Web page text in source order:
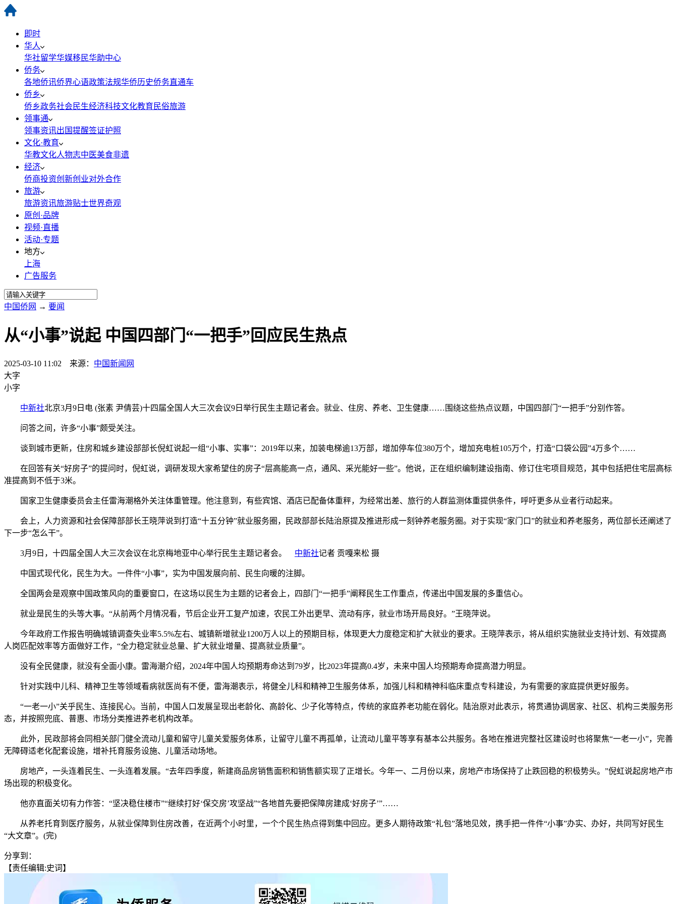
即时
华人
华社留学华媒移民华助中心
侨务
各地侨讯侨界心语政策法规华侨历史侨务直通车
侨乡
侨乡政务社会民生经济科技文化教育 民俗旅游
领事通
领事资讯出国提醒签证护照
文化·教育
华教文化人物志中医美食非遗
经济
侨商投资创新创业对外合作
旅游
旅游资讯旅游贴士世界奇观
原创·品牌
视频·直播
活动·专题
地方
上海
广告服务
中国侨网 → 要闻
从“小事”说起 中国四部门“一把手”回应民生热点
2025-03-10 11:02 来源： 中国新闻网
大字
小字
中新社北京3月9日电 (张素 尹倩芸)十四届全国人大三次会议9日举行民生主题记者会。就业、住房、养老、卫生健康……围绕这些热点议题，中国四部门“一把手”分别作答。
问答之间，许多“小事”颇受关注。
谈到城市更新，住房和城乡建设部部长倪虹说起一组“小事、实事”：2019年以来，加装电梯逾13万部，增加停车位380万个，增加充电桩105万个，打造“口袋公园”4万多个……
在回答有关“好房子”的提问时，倪虹说，调研发现大家希望住的房子“层高能高一点，通风、采光能好一些”。他说，正在组织编制建设指南、修订住宅项目规范，其中包括把住宅层高标
准提高到不低于3米。
国家卫生健康委员会主任雷海潮格外关注体重管理。他注意到，有些宾馆、酒店已配备体重秤，为经常出差、旅行的人群监测体重提供条件，呼吁更多从业者行动起来。
会上，人力资源和社会保障部部长王晓萍说到打造“十五分钟”就业服务圈，民政部部长陆治原提及推进形成一刻钟养老服务圈。对于实现“家门口”的就业和养老服务，两位部长还阐述了
下一步“怎么干”。
3月9日，十四届全国人大三次会议在北京梅地亚中心举行民生主题记者会。 中新社记者 贡嘎来松 摄
中国式现代化，民生为大。一件件“小事”，实为中国发展向前、民生向暖的注脚。
全国两会是观察中国政策风向的重要窗口，在这场以民生为主题的记者会上，四部门“一把手”阐释民生工作重点，传递出中国发展的多重信心。
就业是民生的头等大事。“从前两个月情况看，节后企业开工复产加速，农民工外出更早、流动有序，就业市场开局良好。”王晓萍说。
今年政府工作报告明确城镇调查失业率5.5%左右、城镇新增就业1200万人以上的预期目标，体现更大力度稳定和扩大就业的要求。王晓萍表示，将从组织实施就业支持计划、有效提高
人岗匹配效率等方面做好工作，“全力稳定就业总量、扩大就业增量、提高就业质量”。
没有全民健康，就没有全面小康。雷海潮介绍，2024年中国人均预期寿命达到79岁，比2023年提高0.4岁，未来中国人均预期寿命提高潜力明显。
针对实践中儿科、精神卫生等领域看病就医尚有不便，雷海潮表示，将健全儿科和精神卫生服务体系，加强儿科和精神科临床重点专科建设，为有需要的家庭提供更好服务。
“一老一小”关乎民生、连接民心。当前，中国人口发展呈现出老龄化、高龄化、少子化等特点，传统的家庭养老功能在弱化。陆治原对此表示，将贯通协调居家、社区、机构三类服务形
态，并按照兜底、普惠、市场分类推进养老机构改革。
此外，民政部将会同相关部门健全流动儿童和留守儿童关爱服务体系，让留守儿童不再孤单，让流动儿童平等享有基本公共服务。各地在推进完整社区建设时也将聚焦“一老一小”，完善
无障碍适老化配套设施，增补托育服务设施、儿童活动场地。
房地产，一头连着民生、一头连着发展。“去年四季度，新建商品房销售面积和销售额实现了正增长。今年一、二月份以来，房地产市场保持了止跌回稳的积极势头。”倪虹说起房地产市
场出现的积极变化。
他亦直面关切有力作答：“坚决稳住楼市”“继续打好‘保交房’攻坚战”“各地首先要把保障房建成‘好房子’”……
从养老托育到医疗服务，从就业保障到住房改善，在近两个小时里，一个个民生热点得到集中回应。更多人期待政策“礼包”落地见效，携手把一件件“小事”办实、办好，共同写好民生
“大文章”。(完)
分享到：
【责任编辑:史词】